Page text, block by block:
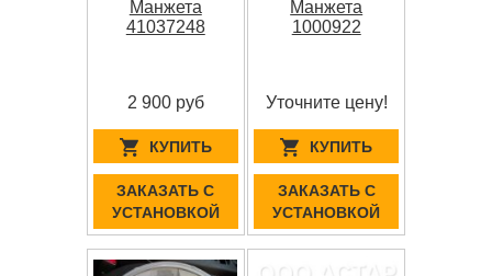
Манжета
41037248
2 900 руб
КУПИТЬ
ЗАКАЗАТЬ С
УСТАНОВКОЙ
Манжета
1000922
Уточните цену!
КУПИТЬ
ЗАКАЗАТЬ С
УСТАНОВКОЙ